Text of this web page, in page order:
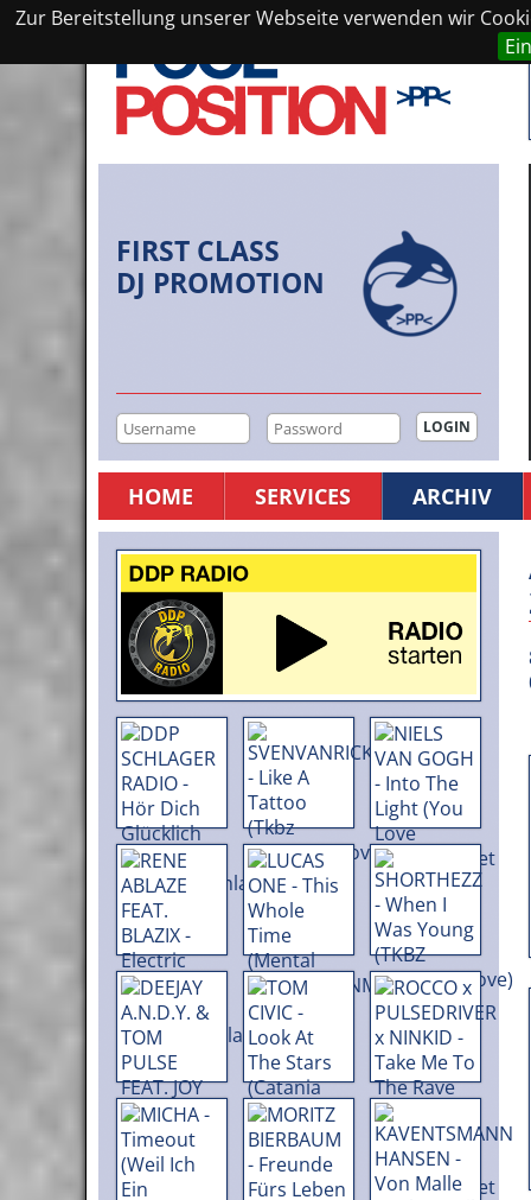
Zur Bereitstellung unserer Webseite verwenden wir
FIRST CLASS
DJ PROMOTION
HOME SERVICES ARCHIV